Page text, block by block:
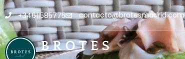
+34611585775 contacto@brotesmadrid.com